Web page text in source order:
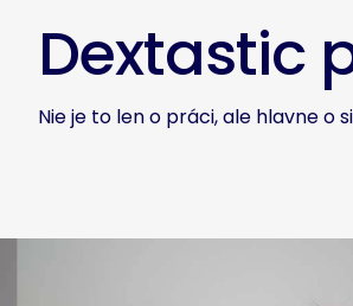
Dextastic
Nie je to len o práci, ale hlavne o